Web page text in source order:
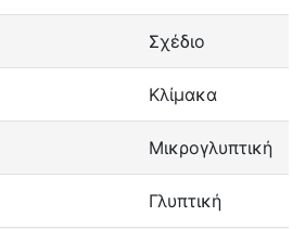
Σχέδιο
Κλίμακα
Μικρογλυπτική
Γλυπτική